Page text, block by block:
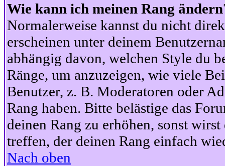
Wie kann ich meinen Rang
Normalerweise kannst du nicht
erscheinen unter deinem
abhängig davon, welchen Style du
Ränge, um anzuzeigen, wie viele
Benutzer, z. B. Moderatoren oder
Rang haben. Bitte belästige das
deinen Rang zu erhöhen, sonst
treffen, der deinen Rang einfach
Nach oben